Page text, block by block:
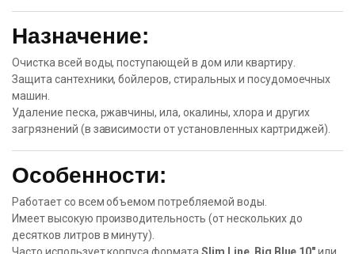
Назначение:
Очистка всей воды, поступающей в дом или квартиру.
Защита сантехники, бойлеров, стиральных и посудомоечных
машин.
Удаление песка, ржавчины, ила, окалины, хлора и других
загрязнений (в зависимости от установленных картриджей).
Особенности:
Работает со всем объемом потребляемой воды.
Имеет высокую производительность (от нескольких до
десятков литров в минуту).